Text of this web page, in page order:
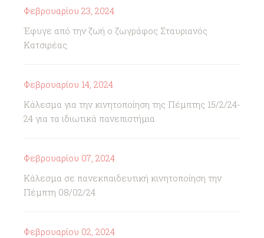
Φεβρουαρίου 23, 2024
Έφυγε από την ζωή ο ζωγράφος Σταυριανός
Κατσιρέας
Φεβρουαρίου 14, 2024
Κάλεσμα για την κινητοποίηση της Πέμπτης 15/2/24-
24 για τα ιδιωτικά πανεπιστήμια
Φεβρουαρίου 07, 2024
Κάλεσμα σε πανεκπαιδευτική κινητοποίηση την
Πέμπτη 08/02/24
Φεβρουαρίου 02, 2024